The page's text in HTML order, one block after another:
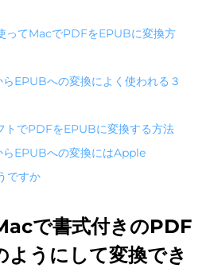
ってMacでPDFをEPUBに変換方
らEPUBへの変換によく使われる３
トでPDFをEPUBに変換する方法
らEPUBへの変換にはApple
ですか
で書式付きのPDF
うにして変換でき